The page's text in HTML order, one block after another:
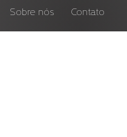
Sobre nós Contato